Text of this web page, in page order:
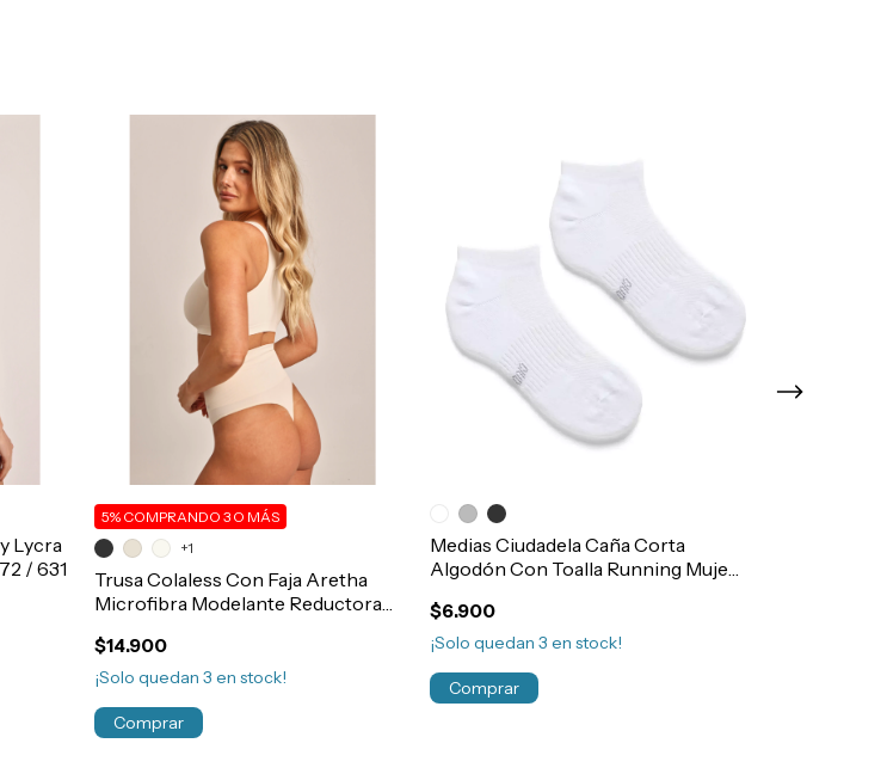
Lycra
/ 631
Trusa Colaless Con Faja Aretha
Microfibra Modelante Reductora
$14.900
5% COMPRANDO 3 O MÁS
¡Solo quedan 3 en stock!
+1
Comprar
Medias Ciudadela Caña Corta
Algodón Con Toalla Running Mujer
$6.900
¡Solo quedan 3 en stock!
Comprar